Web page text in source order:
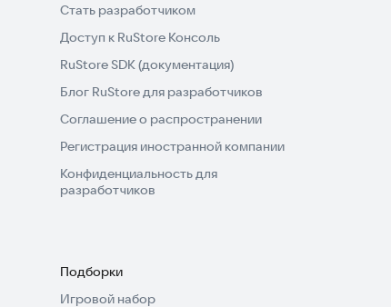
Стать разработчиком
Доступ к RuStore Консоль
RuStore SDK (документация)
Блог RuStore для разработчиков
Соглашение о распространении
Регистрация иностранной компании
Конфиденциальность для
разработчиков
Подборки
Игровой набор